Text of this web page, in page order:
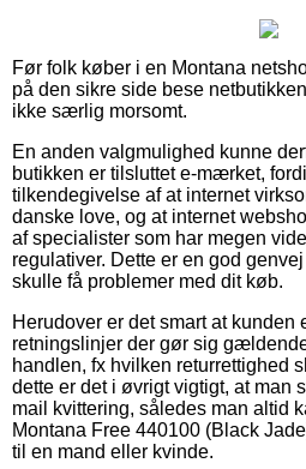
Før folk køber i en Montana
på den sikre side bese
ikke særlig morsomt.
En anden valgmulighed kunne
butikken er tilsluttet e-mærket,
tilkendegivelse af at internet
danske love, og at internet
af specialister som har megen
regulativer. Dette er en god
skulle få problemer med dit køb.
Herudover er det smart at
retningslinjer der gør sig
handlen, fx hvilken returrettighed
dette er det i øvrigt vigtigt, at man
mail kvittering, således man altid
Montana Free 440100 (Black
til en mand eller kvinde.